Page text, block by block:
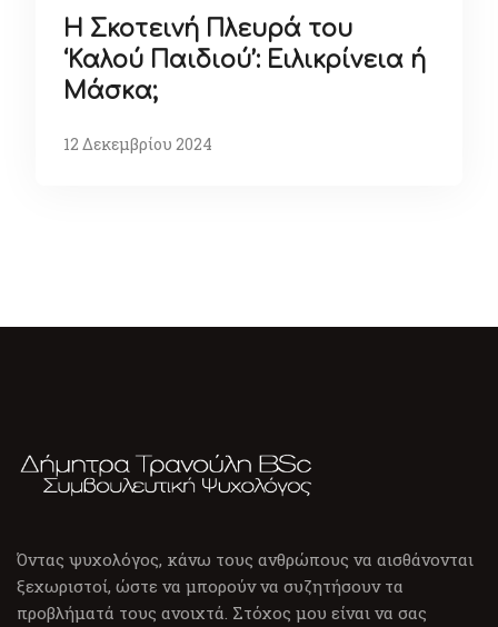
Η Σκοτεινή Πλευρά του
‘Καλού Παιδιού’: Ειλικρίνεια ή
Μάσκα;
12 Δεκεμβρίου 2024
Όντας ψυχολόγος, κάνω τους ανθρώπους να αισθάνονται
ξεχωριστοί, ώστε να μπορούν να συζητήσουν τα
προβλήματά τους ανοιχτά. Στόχος μου είναι να σας